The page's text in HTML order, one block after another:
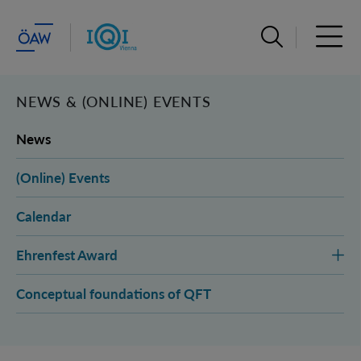
Suchleiste
NEWS & (ONLINE) EVENTS
News
(Online) Events
Calendar
Ehrenfest Award
Conceptual foundations of QFT